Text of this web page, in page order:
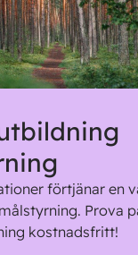
förtjänar en
Prova
kostnadsfritt!